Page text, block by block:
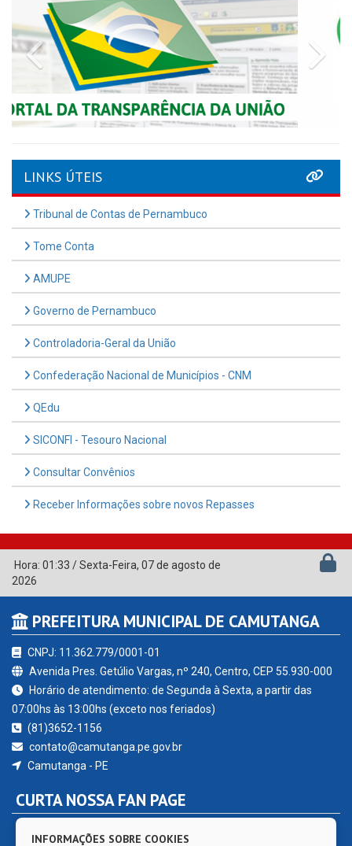
Previous
LINKS ÚTEIS
Tribunal de Contas de Pernambuco
Tome Conta
AMUPE
Governo de Pernambuco
Controladoria-Geral da União
Confederação Nacional de Municípios - CNM
QEdu
SICONFI - Tesouro Nacional
Consultar Convênios
Receber Informações sobre novos Repasses
Hora: 01:33 /Sexta-Feira, 07 de agosto de
2026
PREFEITURA MUNICIPAL DE CAMUTANGA
CNPJ: 11.362.779/0001-01
Avenida Pres. Getúlio Vargas, nº 240, Centro, CEP 55.930-000
Horário de atendimento: de Segunda à Sexta, a partir das
07:00hs às 13:00hs (exceto nos feriados)
(81)3652-1156
contato@camutanga.pe.gov.br
Camutanga - PE
CURTA NOSSA FAN PAGE
INFORMAÇÕES SOBRE COOKIES